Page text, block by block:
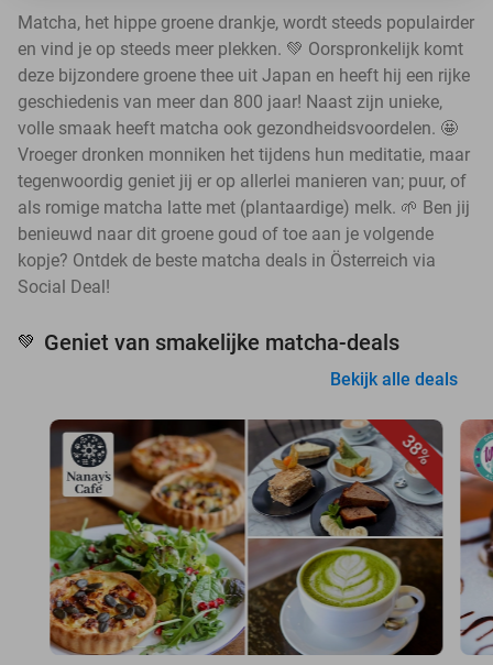
Matcha, het hippe groene drankje, wordt steeds populairder
en vind je op steeds meer plekken. 💚 Oorspronkelijk komt
deze bijzondere groene thee uit Japan en heeft hij een rijke
geschiedenis van meer dan 800 jaar! Naast zijn unieke,
volle smaak heeft matcha ook gezondheidsvoordelen. 🤩
Vroeger dronken monniken het tijdens hun meditatie, maar
tegenwoordig geniet jij er op allerlei manieren van; puur, of
als romige matcha latte met (plantaardige) melk. 🌱 Ben jij
benieuwd naar dit groene goud of toe aan je volgende
kopje? Ontdek de beste matcha deals in Österreich via
Social Deal!
💚 Geniet van smakelijke matcha-deals
Bekijk alle deals
38%